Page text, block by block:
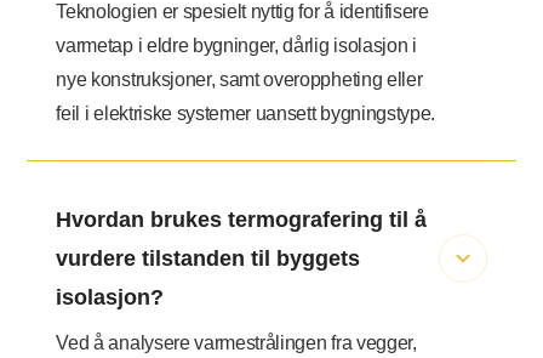
Teknologien er spesielt nyttig for å identifisere
varmetap i eldre bygninger, dårlig isolasjon i
nye konstruksjoner, samt overoppheting eller
feil i elektriske systemer uansett bygningstype.
Hvordan brukes termografering til å
vurdere tilstanden til byggets
isolasjon?
Ved å analysere varmestrålingen fra vegger,